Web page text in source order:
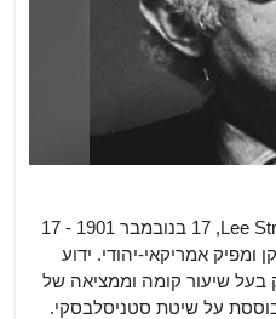
לי סטרסברג (באנגלית: Lee Strasberg, ‏17 בנובמבר 1901 - 17
שחקן ומפיק אמריקאי-יהודי. ידוע
בעל שיעור קומה וממציאה של
על שיטת סטניסלבסקי.